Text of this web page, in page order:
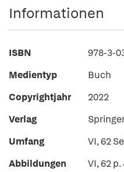
Informationen
ISBN
978-3-
Medientyp
Buch
Copyrightjahr
2022
Verlag
Umfang
VI, 62
Abbildungen
VI, 62